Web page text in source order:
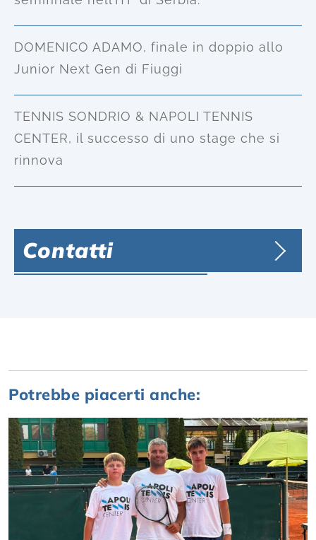
DOMENICO ADAMO, finale in doppio allo
Junior Next Gen di Fiuggi
TENNIS SONDRIO & NAPOLI TENNIS
CENTER, il successo di uno stage che si
rinnova
Contatti
Potrebbe piacerti anche: